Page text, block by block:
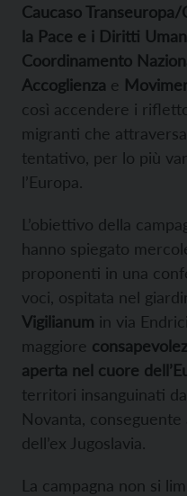
Caucaso Transeuropa/
la Pace e i Diritti
Coordinamento
Accoglienza e
così accendere i
migranti che
tentativo, per lo più
l’Europa.
L’obiettivo della
hanno spiegato
proponenti in una
voci, ospitata nel
Vigilianum in via
maggiore
aperta nel cuore
territori insanguinati
Novanta, conseguente
dell’ex Jugoslavia.
La campagna non si